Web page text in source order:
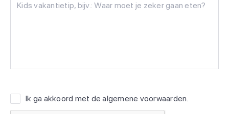
Ik ga akkoord met dealgemene voorwaarden.